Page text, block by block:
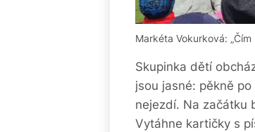
Markéta Vokurková:
Skupinka dětí
jsou jasné: pěkně
nejezdí. Na začátku
Vytáhne kartičky s